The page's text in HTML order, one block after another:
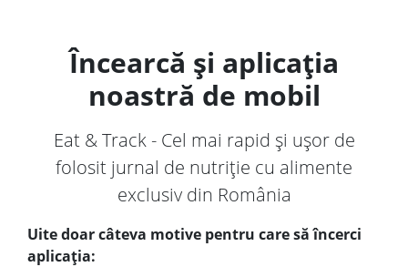
Încearcă și aplicația
noastră de mobil
Eat & Track - Cel mai rapid și ușor de
folosit jurnal de nutriție cu alimente
exclusiv din România
Uite doar câteva motive pentru care să încerci
aplicația: